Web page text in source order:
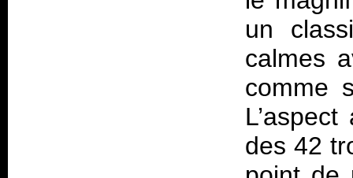
un
calmes
comme
des 42